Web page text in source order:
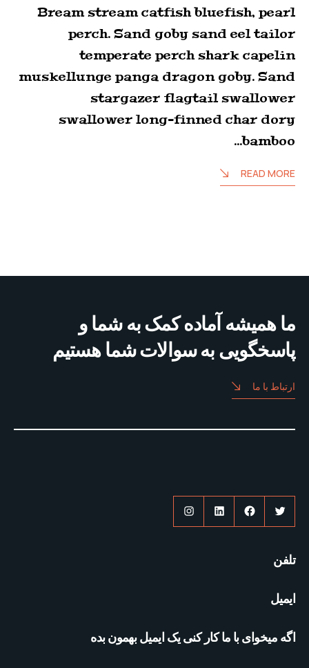
Bream stream catfish bluefish, pearl
perch. Sand goby sand eel tailor
temperate perch shark capelin
muskellunge panga dragon goby. Sand
stargazer flagtail swallower
swallower long-finned char dory
bamboo…
READ MORE
ما همیشه آماده کمک به شما و
پاسخگویی به سوالات شما هستیم
ارتباط با ما
توییتر فیس‌بوکلینکدایناینستاگرم
تلفن
ایمیل
اگه میخوای با ما کار کنی یک ایمیل بهمون بده